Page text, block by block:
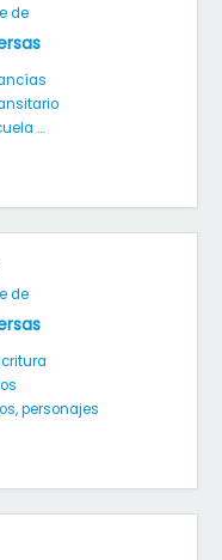
de
...
de
personajes